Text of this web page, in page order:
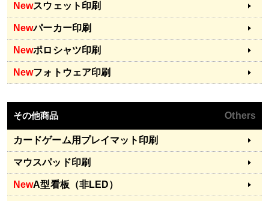
Newスウェット印刷
Newパーカー印刷
Newポロシャツ印刷
Newフォトウェア印刷
その他商品 Others
カードゲーム用プレイマット印刷
マウスパッド印刷
NewA型看板（非LED）